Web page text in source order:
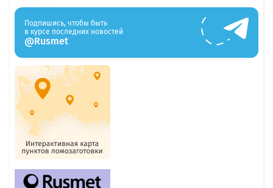
Подпишись, чтобы быть
в курсе последних новостей
@Rusmet